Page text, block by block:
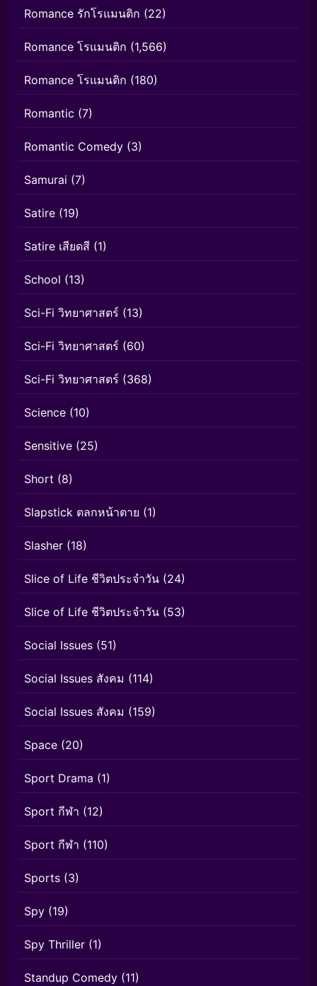
Romance รักโรแมนติก (22)
Romance โรแมนติก (1,566)
Romance โรแมนติก (180)
Romantic (7)
Romantic Comedy (3)
Samurai (7)
Satire (19)
Satire เสียดสี (1)
School (13)
Sci-Fi วิทยาศาสตร์ (13)
Sci-Fi วิทยาศาสตร์ (60)
Sci-Fi วิทยาศาสตร์ (368)
Science (10)
Sensitive (25)
Short (8)
Slapstick ตลกหน้าตาย (1)
Slasher (18)
Slice of Life ชีวิตประจำวัน (24)
Slice of Life ชีวิตประจำวัน (53)
Social Issues (51)
Social Issues สังคม (114)
Social Issues สังคม (159)
Space (20)
Sport Drama (1)
Sport กีฬา (12)
Sport กีฬา (110)
Sports (3)
Spy (19)
Spy Thriller (1)
Standup Comedy (11)